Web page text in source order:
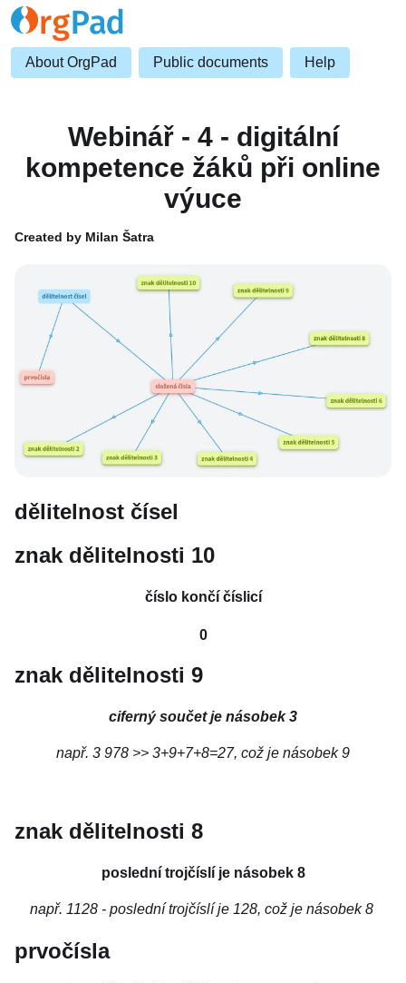
About OrgPad Public documents Help
Webinář - 4 - digitální
kompetence žáků při online
výuce
Created by Milan Šatra
dělitelnost čísel
znak dělitelnosti 10
číslo končí číslicí
0
znak dělitelnosti 9
ciferný součet je násobek 3
např. 3 978 >> 3+9+7+8=27, což je násobek 9
znak dělitelnosti 8
poslední trojčíslí je násobek 8
např. 1128 - poslední trojčíslí je 128, což je násobek 8
prvočísla